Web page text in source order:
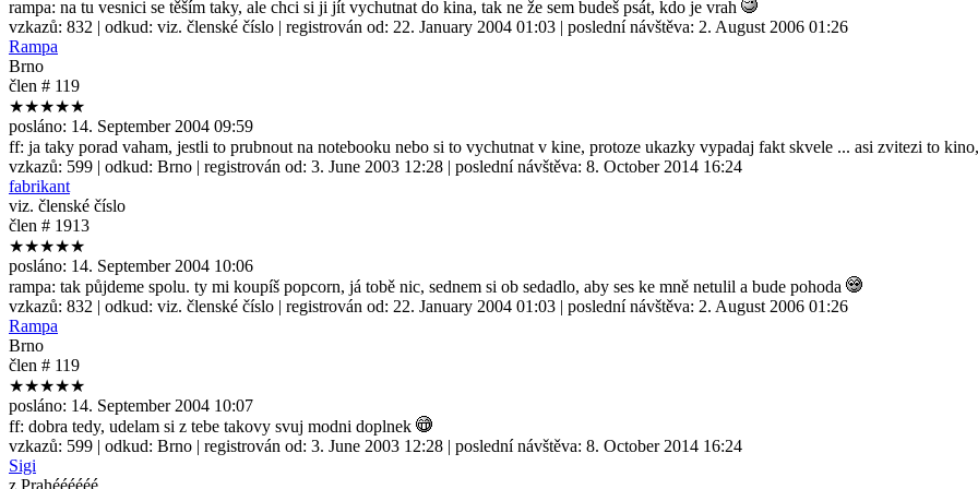
rampa: na tu vesnici se těším taky, ale chci si ji jít vychutnat do kina, tak ne že sem budeš psát, kdo je vrah
vzkazů: 832 | odkud: viz. členské číslo | registrován od: 22. January 2004 01:03 | poslední návštěva: 2. August 2006 01:26
Rampa
Brno
člen # 119
★★★★★
posláno: 14. September 2004 09:59
ff: ja taky porad vaham, jestli to prubnout na notebooku nebo si to vychutnat v kine, protoze ukazky vypadaj fakt skvele ... asi zvitezi to
vzkazů: 599 | odkud: Brno | registrován od: 3. June 2003 12:28 | poslední návštěva: 8. October 2014 16:24
fabrikant
viz. členské číslo
člen # 1913
★★★★★
posláno: 14. September 2004 10:06
rampa: tak půjdeme spolu. ty mi koupíš popcorn, já tobě nic, sednem si ob sedadlo, aby ses ke mně netulil a bude pohoda
vzkazů: 832 | odkud: viz. členské číslo | registrován od: 22. January 2004 01:03 | poslední návštěva: 2. August 2006 01:26
Rampa
Brno
člen # 119
★★★★★
posláno: 14. September 2004 10:07
ff: dobra tedy, udelam si z tebe takovy svuj modni doplnek
vzkazů: 599 | odkud: Brno | registrován od: 3. June 2003 12:28 | poslední návštěva: 8. October 2014 16:24
Sigi
z Prahéééééé